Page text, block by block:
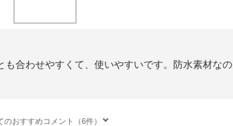
も合わせやすくて、使いやすいです。防水素材なの
のおすすめコメント（6件）